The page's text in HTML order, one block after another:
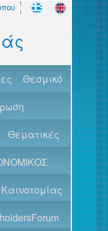
Θεσμικό
Θεματικές